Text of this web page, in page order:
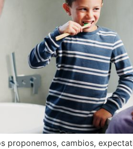
proponemos, cambios,